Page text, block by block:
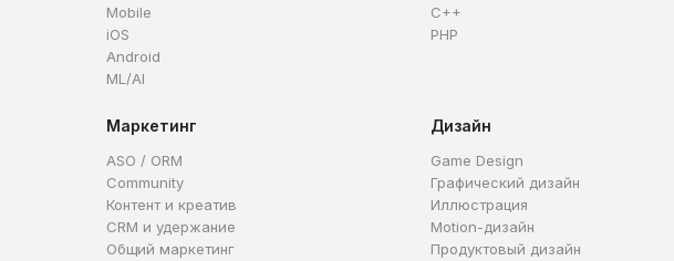
Mobile
iOS
Android
ML/AI
C++
PHP
Маркетинг
ASO / ORM
Community
Контент и креатив
CRM и удержание
Общий маркетинг
Дизайн
Game Design
Графический дизайн
Иллюстрация
Motion-дизайн
Продуктовый дизайн